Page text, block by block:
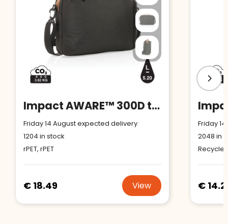
Impact AWARE™ 300D two tone deluxe 15.6" laptop bag
Friday 14 August expected delivery
1204 in stock
rPET, rPET
€ 18.49 View
Friday
2048 in
€